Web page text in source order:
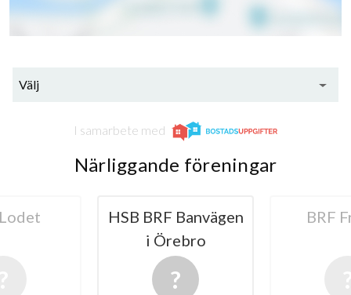
Välj
I samarbete med
Närliggande föreningar
HSB BRF Banvägen
i Örebro
BRF